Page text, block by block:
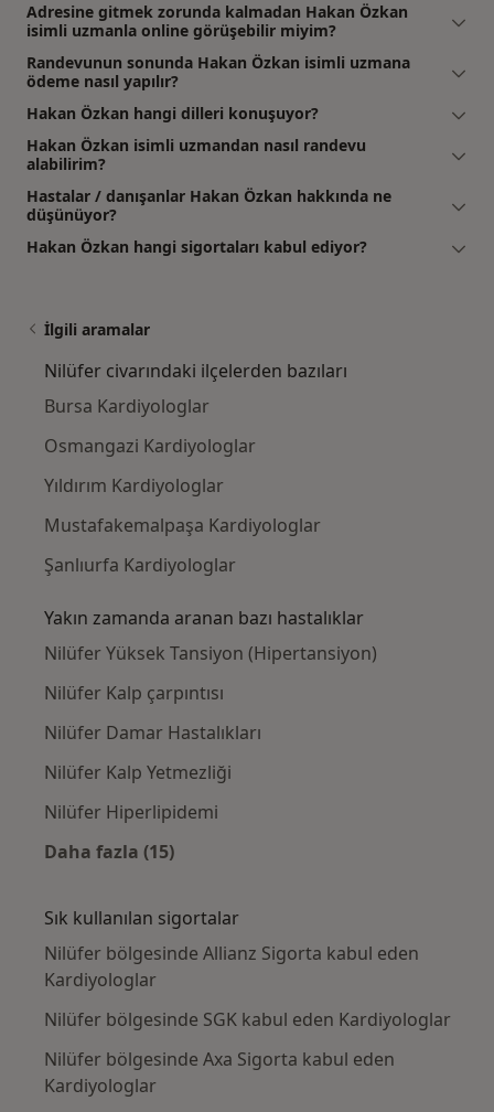
Adresine gitmek zorunda kalmadan Hakan Özkan
isimli uzmanla online görüşebilir miyim?
Randevunun sonunda Hakan Özkan isimli uzmana
ödeme nasıl yapılır?
Hakan Özkan hangi dilleri konuşuyor?
Hakan Özkan isimli uzmandan nasıl randevu
alabilirim?
Hastalar / danışanlar Hakan Özkan hakkında ne
düşünüyor?
Hakan Özkan hangi sigortaları kabul ediyor?
İlgili aramalar
Nilüfer civarındaki ilçelerden bazıları
Bursa Kardiyologlar
Osmangazi Kardiyologlar
Yıldırım Kardiyologlar
Mustafakemalpaşa Kardiyologlar
Şanlıurfa Kardiyologlar
Yakın zamanda aranan bazı hastalıklar
Nilüfer Yüksek Tansiyon (Hipertansiyon)
Nilüfer Kalp çarpıntısı
Nilüfer Damar Hastalıkları
Nilüfer Kalp Yetmezliği
Nilüfer Hiperlipidemi
Daha fazla (15)
Sık kullanılan sigortalar
Nilüfer bölgesinde Allianz Sigorta kabul eden
Kardiyologlar
Nilüfer bölgesinde SGK kabul eden Kardiyologlar
Nilüfer bölgesinde Axa Sigorta kabul eden
Kardiyologlar